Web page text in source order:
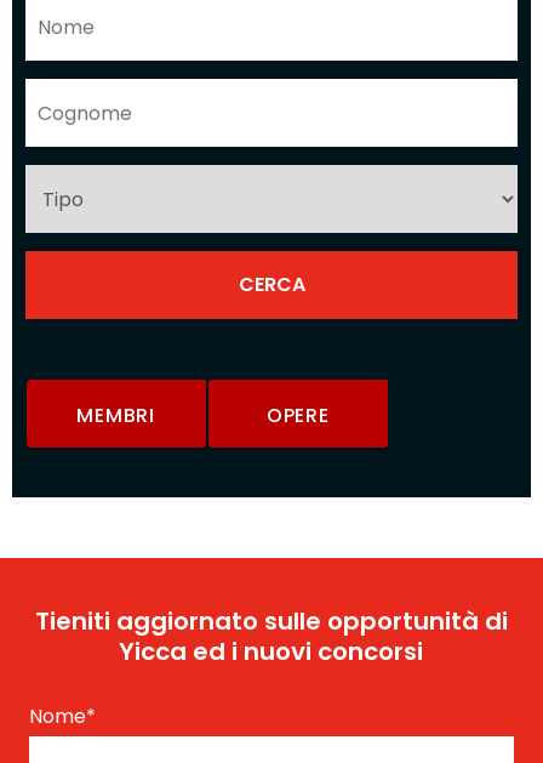
MEMBRI OPERE
Tieniti aggiornato sulle opportunità di
Yicca ed i nuovi concorsi
Nome*